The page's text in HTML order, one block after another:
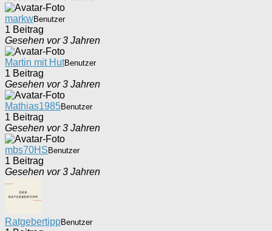
markwBenutzer
1 Beitrag
Gesehen vor 3 Jahren
Martin mit HutBenutzer
1 Beitrag
Gesehen vor 3 Jahren
Mathias1985Benutzer
1 Beitrag
Gesehen vor 3 Jahren
mbs70HSBenutzer
1 Beitrag
Gesehen vor 3 Jahren
RatgebertippBenutzer